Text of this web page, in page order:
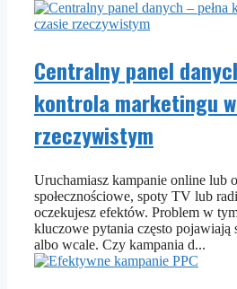
Centralny panel
kontrola marketingu
rzeczywistym
Uruchamiasz kampanie online lub
społecznościowe, spoty TV lub
oczekujesz efektów. Problem w
kluczowe pytania często
albo wcale. Czy kampania d...